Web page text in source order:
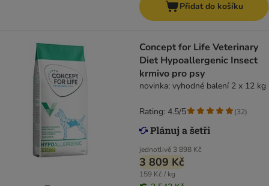
Přidat do košíku
Concept for Life Veterinary
Diet Hypoallergenic Insect
krmivo pro psy
novinka: vyhodné balení 2 x 12 kg
jednotlivě 3 898 Kč
3 809 Kč
159 Kč / kg
Rating: 4.5/5 (32)